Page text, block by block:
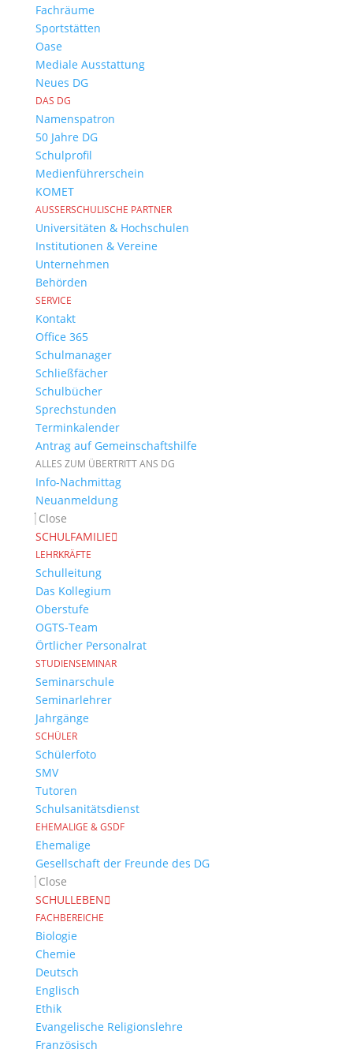
Fachräume
Sportstätten
Oase
Mediale Ausstattung
Neues DG
DAS DG
Namenspatron
50 Jahre DG
Schulprofil
Medienführerschein
KOMET
AUSSERSCHULISCHE PARTNER
Universitäten & Hochschulen
Institutionen & Vereine
Unternehmen
Behörden
SERVICE
Kontakt
Office 365
Schulmanager
Schließfächer
Schulbücher
Sprechstunden
Terminkalender
Antrag auf Gemeinschaftshilfe
ALLES ZUM ÜBERTRITT ANS DG
Info-Nachmittag
Neuanmeldung
Close
SCHULFAMILIE
LEHRKRÄFTE
Schulleitung
Das Kollegium
Oberstufe
OGTS-Team
Örtlicher Personalrat
STUDIENSEMINAR
Seminarschule
Seminarlehrer
Jahrgänge
SCHÜLER
Schülerfoto
SMV
Tutoren
Schulsanitätsdienst
EHEMALIGE & GSDF
Ehemalige
Gesellschaft der Freunde des DG
Close
SCHULLEBEN
FACHBEREICHE
Biologie
Chemie
Deutsch
Englisch
Ethik
Evangelische Religionslehre
Französisch